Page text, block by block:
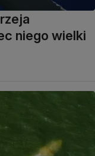
niego wielki